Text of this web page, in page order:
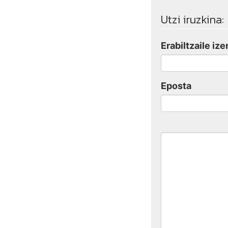
Utzi iruzkina:
Erabiltzaile
Eposta